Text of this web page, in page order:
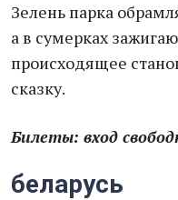
Зелень парка
а в сумерках
происходящее
сказку.
Билеты: вход
беларусь